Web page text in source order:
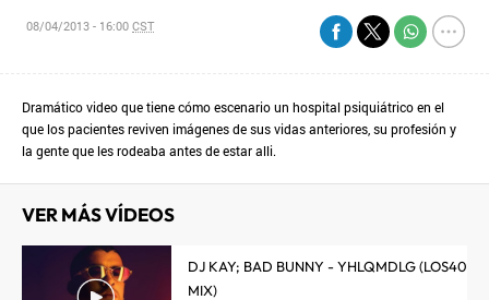
08/04/2013 - 16:00CST
Dramático video que tiene cómo escenario un hospital psiquiátrico en el
que los pacientes reviven imágenes de sus vidas anteriores, su profesión y
la gente que les rodeaba antes de estar alli.
VER MÁS VÍDEOS
DJ KAY; BAD BUNNY - YHLQMDLG (LOS40
MIX)